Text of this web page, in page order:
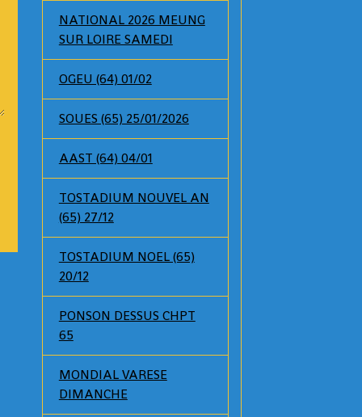
NATIONAL 2026 MEUNG
SUR LOIRE SAMEDI
OGEU (64) 01/02
SOUES (65) 25/01/2026
AAST (64) 04/01
TOSTADIUM NOUVEL AN
(65) 27/12
TOSTADIUM NOEL (65)
20/12
PONSON DESSUS CHPT
65
MONDIAL VARESE
DIMANCHE